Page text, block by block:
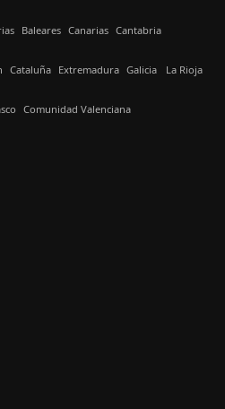
Baleares Canarias Cantabria
Cataluña Extremadura Galicia La Rioja
Comunidad Valenciana